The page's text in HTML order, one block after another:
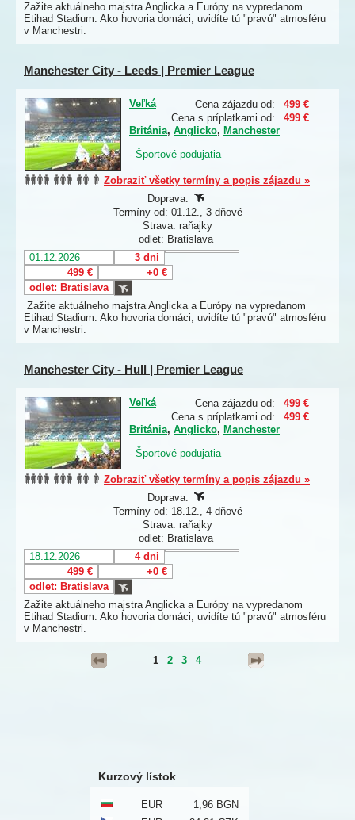
Zažite aktuálneho majstra Anglicka a Európy na vypredanom
Etihad Stadium. Ako hovoria domáci, uvidíte tú "pravú" atmosféru
v Manchestri.
Manchester City - Leeds | Premier League
Cena zájazdu od:
499 €
Cena s príplatkami od:
499 €
Veľká
Británia, Anglicko, Manchester
- Športové podujatia
Zobraziť všetky termíny a popis zájazdu »
Doprava:
Termíny od: 01.12., 3 dňové
Strava: raňajky
odlet: Bratislava
01.12.2026
3 dni
499 €
+0 €
odlet: Bratislava
Zažite aktuálneho majstra Anglicka a Európy na vypredanom
Etihad Stadium. Ako hovoria domáci, uvidíte tú "pravú" atmosféru
v Manchestri.
Manchester City - Hull | Premier League
Cena zájazdu od:
499 €
Cena s príplatkami od:
499 €
Veľká
Británia, Anglicko, Manchester
- Športové podujatia
Zobraziť všetky termíny a popis zájazdu »
Doprava:
Termíny od: 18.12., 4 dňové
Strava: raňajky
odlet: Bratislava
18.12.2026
4 dni
499 €
+0 €
odlet: Bratislava
Zažite aktuálneho majstra Anglicka a Európy na vypredanom
Etihad Stadium. Ako hovoria domáci, uvidíte tú "pravú" atmosféru
v Manchestri.
1 2 3 4
Kurzový lístok
EUR
1,96 BGN